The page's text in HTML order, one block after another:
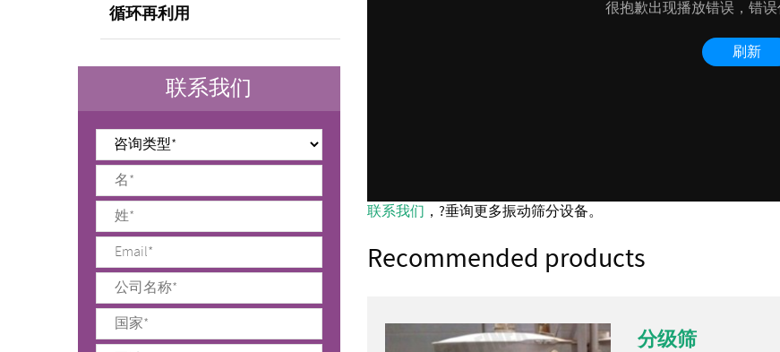
循环再利用
联系我们
联系我们 ，?垂询更多振动筛分设备。
Recommended products
分级筛